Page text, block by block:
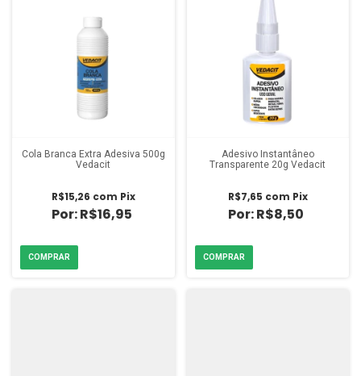
Cola Branca Extra Adesiva 500g
Vedacit
R$16,95
R$15,26 com Pix
Adesivo Instantâneo
Transparente 20g Vedacit
R$8,50
R$7,65 com Pix